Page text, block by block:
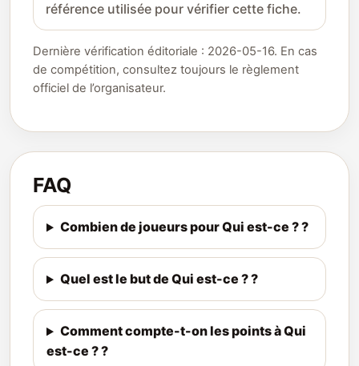
référence utilisée pour vérifier cette fiche.
Dernière vérification éditoriale : 2026-05-16. En cas
de compétition, consultez toujours le règlement
officiel de l’organisateur.
FAQ
Combien de joueurs pour Qui est-ce ? ?
Quel est le but de Qui est-ce ? ?
Comment compte-t-on les points à Qui
est-ce ? ?